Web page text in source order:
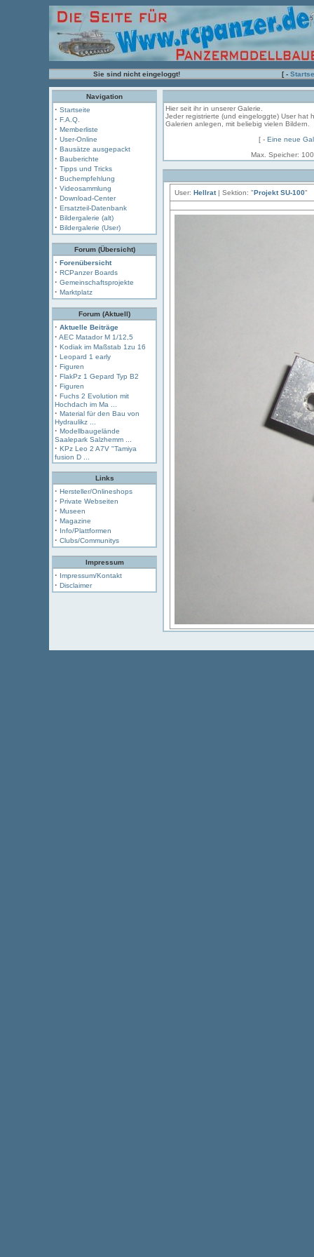
Sie sind nicht eingeloggt! [ -
Navigation
· Startseite
· F.A.Q.
· Memberliste
· User-Online
· Bausätze ausgepackt
· Bauberichte
· Tipps und Tricks
· Buchempfehlung
· Videosammlung
· Download-Center
· Ersatzteil-Datenbank
· Bildergalerie (alt)
· Bildergalerie (User)
Forum (Übersicht)
· Forenübersicht
· RCPanzer Boards
· Gemeinschaftsprojekte
· Marktplatz
Forum (Aktuell)
· Aktuelle Beiträge
· AEC Matador M 1/12,5
· Kodiak im Maßstab 1zu 16
· Leopard 1 early
· Figuren
· FlakPz 1 Gepard Typ B2
· Figuren
· Fuchs 2 Evolution mit
Hochdach im Ma ...
· Material für den Bau von
Hydraulikz ...
· Modellbaugelände
Saalepark Salzhemm ...
· KPz Leo 2 A7V "Tamiya
fusion D ...
Links
· Hersteller/Onlineshops
· Private Webseiten
· Museen
· Magazine
· Info/Plattformen
· Clubs/Communitys
Impressum
· Impressum/Kontakt
· Disclaimer
Hier seit ihr in unserer Galerie.
Jeder registrierte (und eingeloggte) User hat
Galerien anlegen, mit beliebig vielen Bildern.
[ - Eine neue
Max. Speicher:
User: Hellrat| Sektion: "Projekt SU-100"